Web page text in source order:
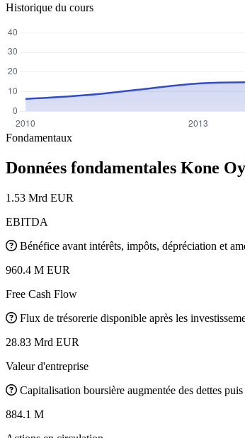
Historique du cours
Fondamentaux
Données fondamentales Kone
1.53 Mrd EUR
EBITDA
Bénéfice avant intérêts, impôts, dépréciation et
960.4 M EUR
Free Cash Flow
Flux de trésorerie disponible après les
28.83 Mrd EUR
Valeur d'entreprise
Capitalisation boursière augmentée des dettes
884.1 M